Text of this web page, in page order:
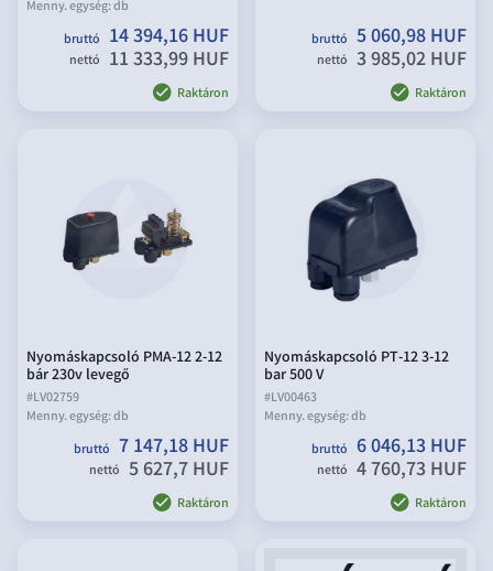
Menny. egység:db
bruttó 14 394,16 HUF
nettó 11 333,99 HUF
Raktáron
bruttó 5 060,98 HUF
nettó 3 985,02 HUF
Raktáron
Nyomáskapcsoló PMA-12 2-12
bár 230v levegő
#LV02759
Menny. egység:db
bruttó 7 147,18 HUF
nettó 5 627,7 HUF
Raktáron
Nyomáskapcsoló PT-12 3-12
bar 500 V
#LV00463
Menny. egység:db
bruttó 6 046,13 HUF
nettó 4 760,73 HUF
Raktáron